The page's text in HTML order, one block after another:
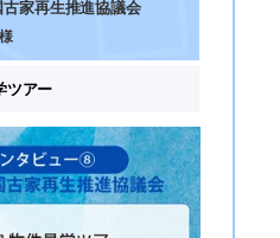
家再生推進協議会
ツアー